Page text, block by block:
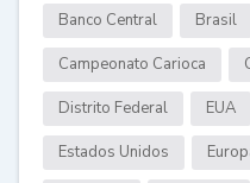
Banco Central Brasil
Campeonato Carioca
Distrito Federal EUA
Estados Unidos